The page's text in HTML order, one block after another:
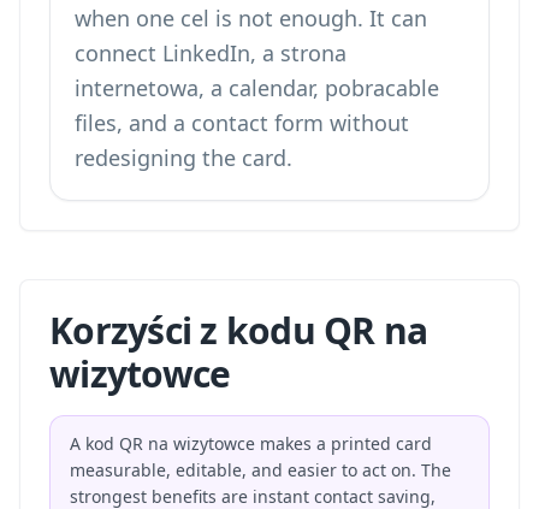
when one cel is not enough. It can
connect LinkedIn, a strona
internetowa, a calendar, pobracable
files, and a contact form without
redesigning the card.
Korzyści z kodu QR na
wizytowce
A kod QR na wizytowce makes a printed card
measurable, editable, and easier to act on. The
strongest benefits are instant contact saving,